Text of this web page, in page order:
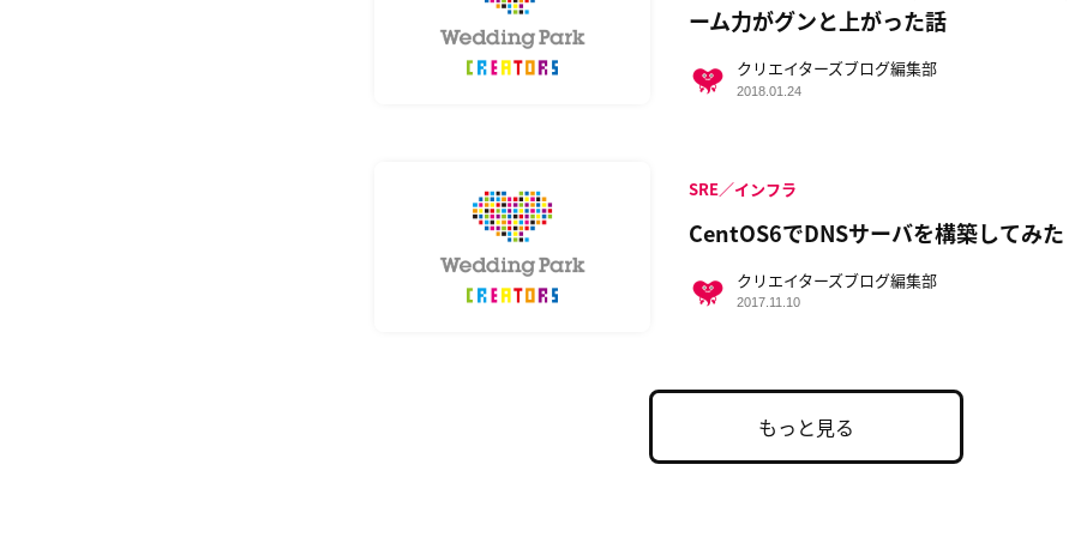
ーム力がグンと上がった話
クリエイターズブログ編集部
2018.01.24
CentOS6でDNSサーバを構築してみた
SRE／インフラ
クリエイターズブログ編集部
2017.11.10
もっと見る